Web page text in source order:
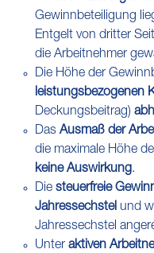
Gewinnbeteiligung
Entgelt von dritter
die Arbeitnehmer
Die Höhe der
leistungsbezogenen
Deckungsbeitrag)
DasAusmaß der
die maximale Höhe
keine Auswirkung.
Die steuerfreie
Jahressechstel und
Jahressechstel
Unter aktiven